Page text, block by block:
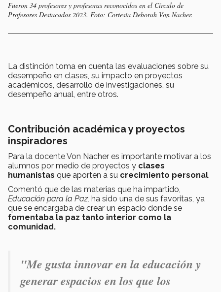
Fueron 34 profesores y profesoras reconocidos en el Círculo de
Profesores Destacados 2023. Foto: Cortesía Deborah Von Nacher.
La distinción toma en cuenta las evaluaciones sobre su
desempeño en clases, su impacto en proyectos
académicos, desarrollo de investigaciones, su
desempeño anual, entre otros.
Contribución académica y proyectos
inspiradores
Para la docente Von Nacher es importante motivar a los
alumnos por medio de proyectos y clases
humanistas que aporten a su crecimiento personal.
Comentó que de las materias que ha impartido,
Educación para la Paz, ha sido una de sus favoritas, ya
que se encargaba de crear un espacio donde se
fomentaba la paz tanto interior como la
comunidad.
"Me gusta innovar en la educación y
generar espacios en los que los